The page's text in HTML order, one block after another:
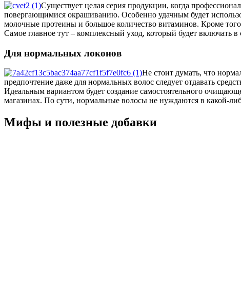
Существует целая серия продукции, когда
повергающимися окрашиванию. Особенно удачным будет
молочные протеины и большое количество витаминов. Кроме
Самое главное тут – комплексный уход, который будет включать
Для нормальных локонов
Не стоит думать, что
предпочтение даже для нормальных волос следует отдавать
Идеальным вариантом будет создание самостоятельного
магазинах. По сути, нормальные волосы не нуждаются в какой-
Мифы и полезные добавки